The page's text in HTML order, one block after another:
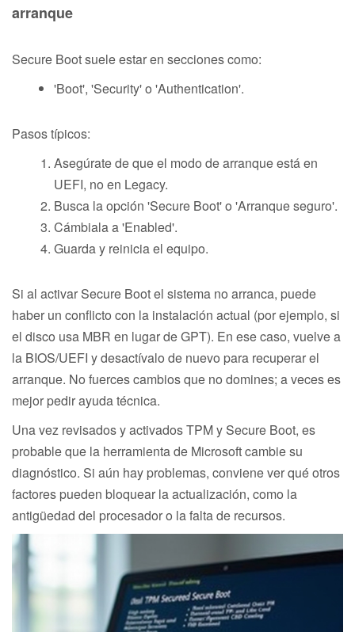
arranque
Secure Boot suele estar en secciones como:
'Boot', 'Security' o 'Authentication'.
Pasos típicos:
Asegúrate de que el modo de arranque está en
UEFI, no en Legacy.
Busca la opción 'Secure Boot' o 'Arranque seguro'.
Cámbiala a 'Enabled'.
Guarda y reinicia el equipo.
Si al activar Secure Boot el sistema no arranca, puede
haber un conflicto con la instalación actual (por ejemplo, si
el disco usa MBR en lugar de GPT). En ese caso, vuelve a
la BIOS/UEFI y desactívalo de nuevo para recuperar el
arranque. No fuerces cambios que no domines; a veces es
mejor pedir ayuda técnica.
Una vez revisados y activados TPM y Secure Boot, es
probable que la herramienta de Microsoft cambie su
diagnóstico. Si aún hay problemas, conviene ver qué otros
factores pueden bloquear la actualización, como la
antigüedad del procesador o la falta de recursos.